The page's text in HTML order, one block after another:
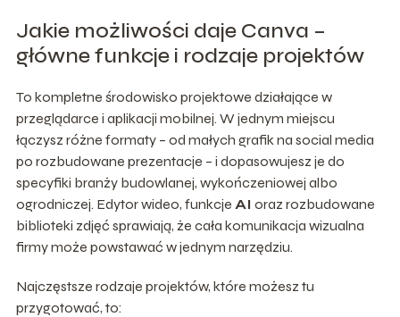
Jakie możliwości daje Canva –
główne funkcje i rodzaje projektów
To kompletne środowisko projektowe działające w
przeglądarce i aplikacji mobilnej. W jednym miejscu
łączysz różne formaty – od małych grafik na social media
po rozbudowane prezentacje – i dopasowujesz je do
specyfiki branży budowlanej, wykończeniowej albo
ogrodniczej. Edytor wideo, funkcje AI oraz rozbudowane
biblioteki zdjęć sprawiają, że cała komunikacja wizualna
firmy może powstawać w jednym narzędziu.
Najczęstsze rodzaje projektów, które możesz tu
przygotować, to: